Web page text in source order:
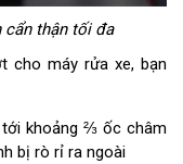
cẩn thận tối đa
cho máy rửa xe, bạn
khoảng ⅔ ốc châm
bị rò rỉ ra ngoài